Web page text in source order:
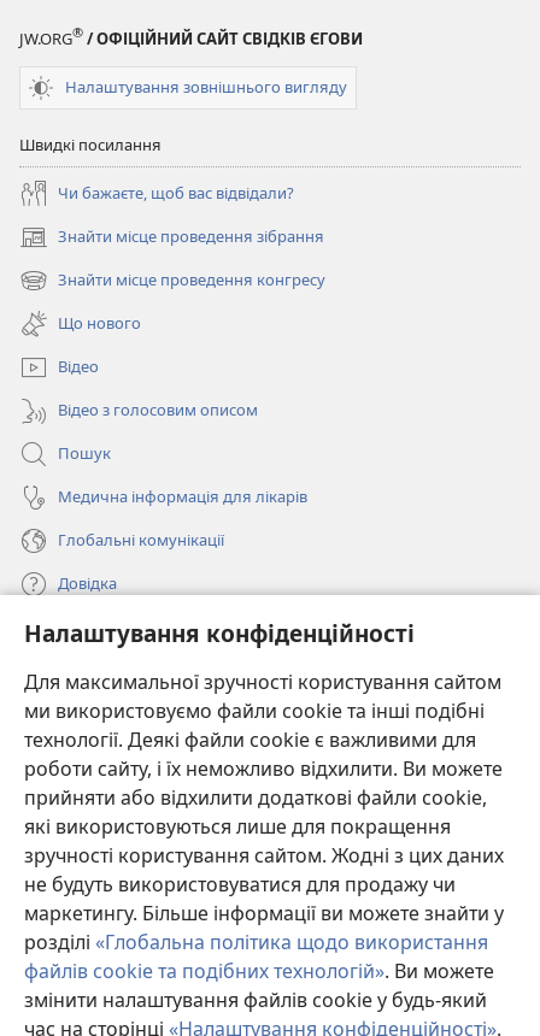
Налаштування конфіденційності
Для максимальної зручності користування сайтом
ми використовуємо файли cookie та інші подібні
технології. Деякі файли cookie є важливими для
роботи сайту, і їх неможливо відхилити. Ви можете
прийняти або відхилити додаткові файли cookie,
які використовуються лише для покращення
зручності користування сайтом. Жодні з цих даних
не будуть використовуватися для продажу чи
маркетингу. Більше інформації ви можете знайти у
розділі «Глобальна політика щодо використання
файлів cookie та подібних технологій». Ви можете
змінити налаштування файлів cookie у будь-який
час на сторінці «Налаштування конфіденційності».
JW.ORG® / ОФІЦІЙНИЙ САЙТ СВІДКІВ ЄГОВИ
Налаштування зовнішнього вигляду
Швидкі посилання
Чи бажаєте, щоб вас відвідали?
Знайти місце проведення зібрання
(відкривається
у
новому
вікні)
Знайти місце проведення конгресу
(відкривається
новому
вікні)
Що нового
Відео
Відео з голосовим описом
Пошук
Медична інформація для лікарів
Глобальні комунікації
Довідка
Пожертви
(відкривається
у
новому
вікні)
ОНЛАЙН-БІБЛІОТЕКА Товариства «Вартова башта»™
(відкривається
у
новому
вікні)
JW Hub ®
(відкривається
у
новомуJW Library
Watchtower Library
Copyright© 2026 Watch Tower Bible and Tract Society of Pennsylvania.
УМОВИ ВИКОРИСТАННЯ|ПОЛІТИКА КОНФІДЕНЦІЙНОСТІ